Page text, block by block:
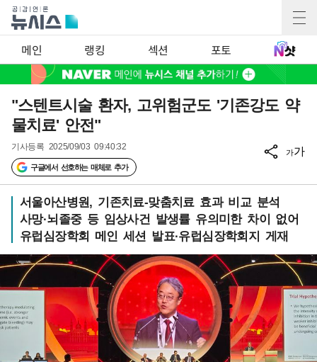
메인 랭킹 섹션 포토
"스텐트시술 환자, 고위험군도 '기존강도 약
물치료' 안전"
기사등록 2025/09/03 09:40:32
구글에서 선호하는 매체로 추가
가가
서울아산병원, 기존치료-맞춤치료 효과 비교 분석
사망·뇌졸중 등 임상사건 발생률 유의미한 차이 없어
유럽심장학회 메인 세션 발표·유럽심장학회지 게재